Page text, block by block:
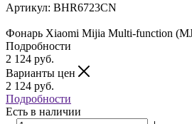
Артикул: BHR6723CN
Фонарь Xiaomi Mijia Multi-function
Подробности
2 124 руб.
Варианты цен
2 124 руб.
Подробности
Есть в наличии